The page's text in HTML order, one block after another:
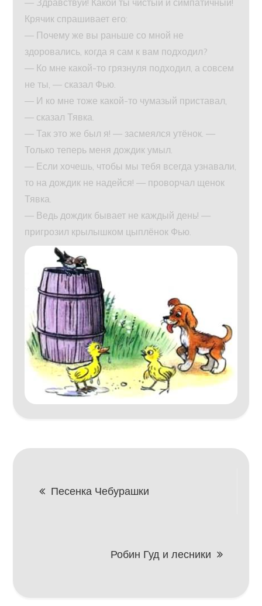
Крячик спрашивает его:
— Почему же вы раньше со мной не
здоровались, когда я сам к вам подходил?
— Ко мне какой-то грязнуля подходил, а совсем
не ты, — сказал Фью.
— И ко мне тоже какой-то чумазый приставал,
— сказал Тявка.
— Так это же был я! — засмеялся утёнок. —
Только теперь меня дождик умыл.
— Если хочешь, чтобы мы тебя всегда узнавали,
то на дождик не надейся! — проворчал щенок
Тявка.
— Ведь дождик бывает не каждый день! —
пригрозил крылышком цыплёнок Фью.
Навигация
Песенка Чебурашки
Робин Гуд и лесники